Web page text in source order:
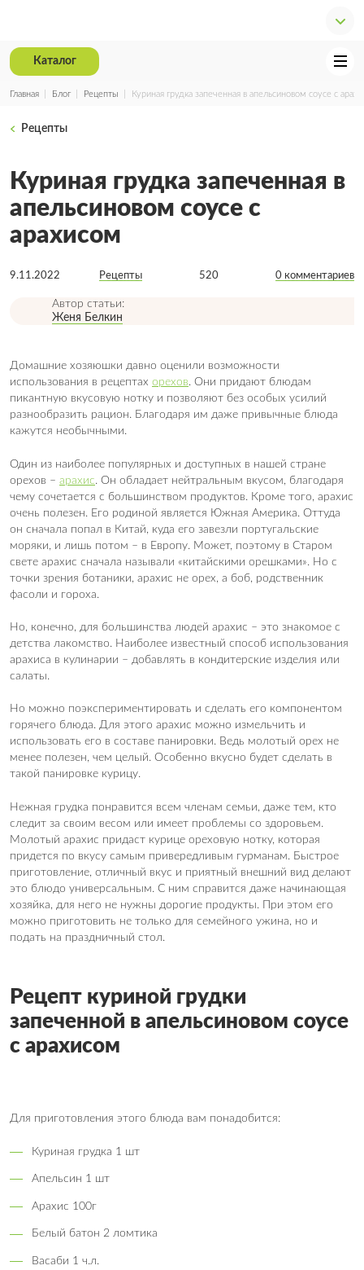
Каталог
Главная Блог Рецепты Куриная грудка запеченная в апельсиновом соусе с
Рецепты
Куриная грудка запеченная в
апельсиновом соусе с
арахисом
9.11.2022 Рецепты 520 0 комментариев
Автор статьи:
Женя Белкин
Домашние хозяюшки давно оценили возможности
использования в рецептах орехов. Они придают блюдам
пикантную вкусовую нотку и позволяют без особых усилий
разнообразить рацион. Благодаря им даже привычные блюда
кажутся необычными.
Один из наиболее популярных и доступных в нашей стране
орехов – арахис. Он обладает нейтральным вкусом, благодаря
чему сочетается с большинством продуктов. Кроме того, арахис
очень полезен. Его родиной является Южная Америка. Оттуда
он сначала попал в Китай, куда его завезли португальские
моряки, и лишь потом – в Европу. Может, поэтому в Старом
свете арахис сначала называли «китайскими орешками». Но с
точки зрения ботаники, арахис не орех, а боб, родственник
фасоли и гороха.
Но, конечно, для большинства людей арахис – это знакомое с
детства лакомство. Наиболее известный способ использования
арахиса в кулинарии – добавлять в кондитерские изделия или
салаты.
Но можно поэкспериментировать и сделать его компонентом
горячего блюда. Для этого арахис можно измельчить и
использовать его в составе панировки. Ведь молотый орех не
менее полезен, чем целый. Особенно вкусно будет сделать в
такой панировке курицу.
Нежная грудка понравится всем членам семьи, даже тем, кто
следит за своим весом или имеет проблемы со здоровьем.
Молотый арахис придаст курице ореховую нотку, которая
придется по вкусу самым привередливым гурманам. Быстрое
приготовление, отличный вкус и приятный внешний вид делают
это блюдо универсальным. С ним справится даже начинающая
хозяйка, для него не нужны дорогие продукты. При этом его
можно приготовить не только для семейного ужина, но и
подать на праздничный стол.
Рецепт куриной грудки
запеченной в апельсиновом соусе
с арахисом
Для приготовления этого блюда вам понадобится:
Куриная грудка 1 шт
Апельсин 1 шт
Арахис 100г
Белый батон 2 ломтика
Васаби 1 ч.л.